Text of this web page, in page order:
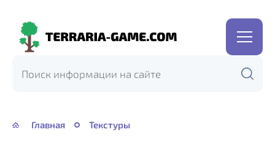
Terraria-
Главная Текстуры